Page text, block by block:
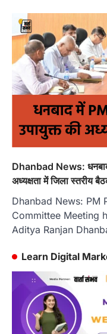
Dhanbad News:
अध्यक्षता में जिला स्तरीय
Dhanbad News: PM
Committee Meeting
Aditya Ranjan
Learn Digital